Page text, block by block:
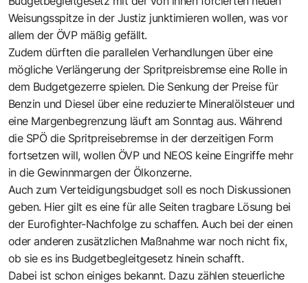
Weisungsspitze in der Justiz junktimieren wollen, was vor
allem der ÖVP mäßig gefällt.
Zudem dürften die parallelen Verhandlungen über eine
mögliche Verlängerung der Spritpreisbremse eine Rolle in
dem Budgetgezerre spielen. Die Senkung der Preise für
Benzin und Diesel über eine reduzierte Mineralölsteuer und
eine Margenbegrenzung läuft am Sonntag aus. Während
die SPÖ die Spritpreisebremse in der derzeitigen Form
fortsetzen will, wollen ÖVP und NEOS keine Eingriffe mehr
in die Gewinnmargen der Ölkonzerne.
Auch zum Verteidigungsbudget soll es noch Diskussionen
geben. Hier gilt es eine für alle Seiten tragbare Lösung bei
der Eurofighter-Nachfolge zu schaffen. Auch bei der einen
oder anderen zusätzlichen Maßnahme war noch nicht fix,
ob sie es ins Budgetbegleitgesetz hinein schafft.
Dabei ist schon einiges bekannt. Dazu zählen steuerliche